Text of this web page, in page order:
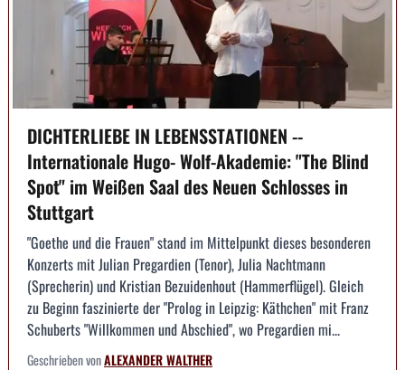
DICHTERLIEBE IN LEBENSSTATIONEN --
Internationale Hugo- Wolf-Akademie: "The Blind
Spot" im Weißen Saal des Neuen Schlosses in
Stuttgart
"Goethe und die Frauen" stand im Mittelpunkt dieses besonderen
Konzerts mit Julian Pregardien (Tenor), Julia Nachtmann
(Sprecherin) und Kristian Bezuidenhout (Hammerflügel). Gleich
zu Beginn faszinierte der "Prolog in Leipzig: Käthchen" mit Franz
Schuberts "Willkommen und Abschied", wo Pregardien mi...
Geschrieben vonALEXANDER WALTHER